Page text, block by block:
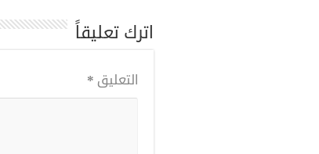
اترك تعليقاً
التعليق *